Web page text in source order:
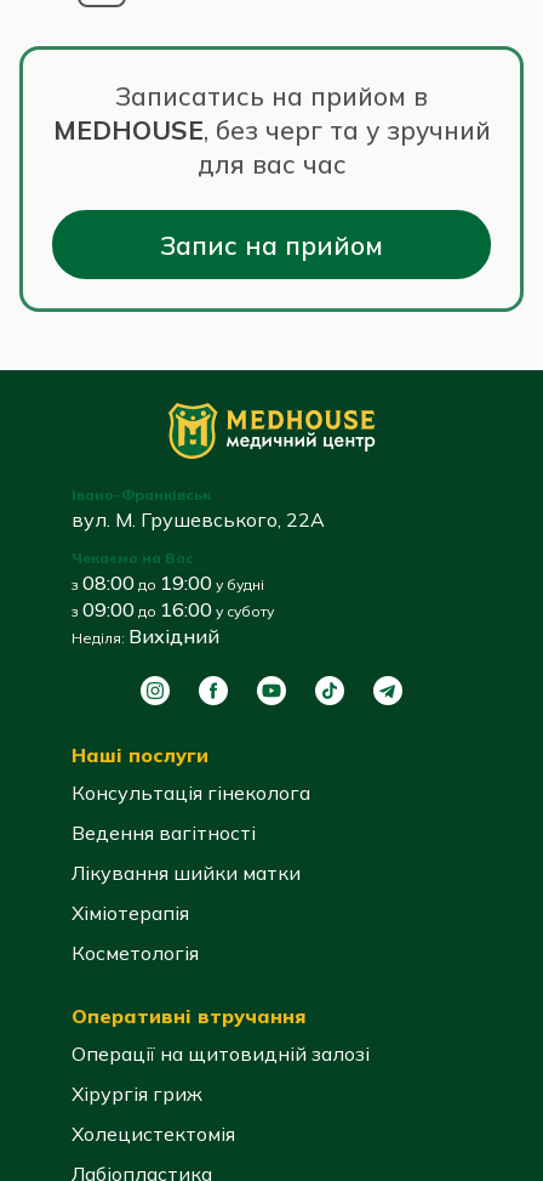
Записатись на прийом в
MEDHOUSE, без черг та у зручний
для вас час
Запис на прийом
Івано-Франківськ
вул. М. Грушевського, 22А
Чекаємо на Вас
з 08:00 до 19:00 у будні
з 09:00 до 16:00 у суботу
Неділя: Вихідний
Наші послуги
Консультація гінеколога
Ведення вагітності
Лікування шийки матки
Хіміотерапія
Косметологія
Оперативні втручання
Операції на щитовидній залозі
Хірургія гриж
Холецистектомія
Лабіопластика